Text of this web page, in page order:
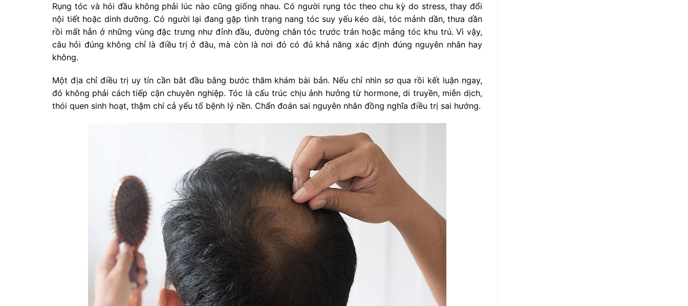
Rụng tóc và hói đầu không phải lúc nào cũng giống nhau. Có người rụng tóc theo chu kỳ do stress, thay đổi
nội tiết hoặc dinh dưỡng. Có người lại đang gặp tình trạng nang tóc suy yếu kéo dài, tóc mảnh dần, thưa dần
rồi mất hẳn ở những vùng đặc trưng như đỉnh đầu, đường chân tóc trước trán hoặc mảng tóc khu trú. Vì vậy,
câu hỏi đúng không chỉ là điều trị ở đâu, mà còn là nơi đó có đủ khả năng xác định đúng nguyên nhân hay
không.
Một địa chỉ điều trị uy tín cần bắt đầu bằng bước thăm khám bài bản. Nếu chỉ nhìn sơ qua rồi kết luận ngay,
đó không phải cách tiếp cận chuyên nghiệp. Tóc là cấu trúc chịu ảnh hưởng từ hormone, di truyền, miễn dịch,
thói quen sinh hoạt, thậm chí cả yếu tố bệnh lý nền. Chẩn đoán sai nguyên nhân đồng nghĩa điều trị sai hướng.